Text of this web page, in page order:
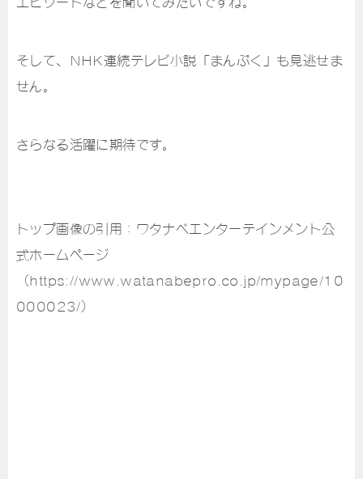
そして、NHK連続テレビ小説「まんぷく」も見逃せま
せん。
さらなる活躍に期待です。
トップ画像の引用：ワタナベエンターテインメント公
式ホームページ
（https://www.watanabepro.co.jp/mypage/10
000023/）